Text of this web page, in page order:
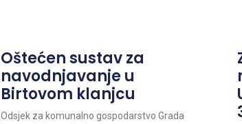
Oštećen sustav za
navodnjavanje u
Birtovom klanjcu
Odsjek za komunalno gospodarstvo Grada